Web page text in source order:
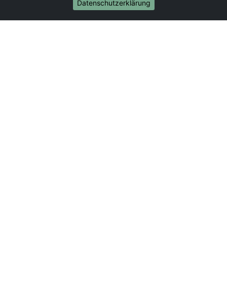
Datenschutzerklärung